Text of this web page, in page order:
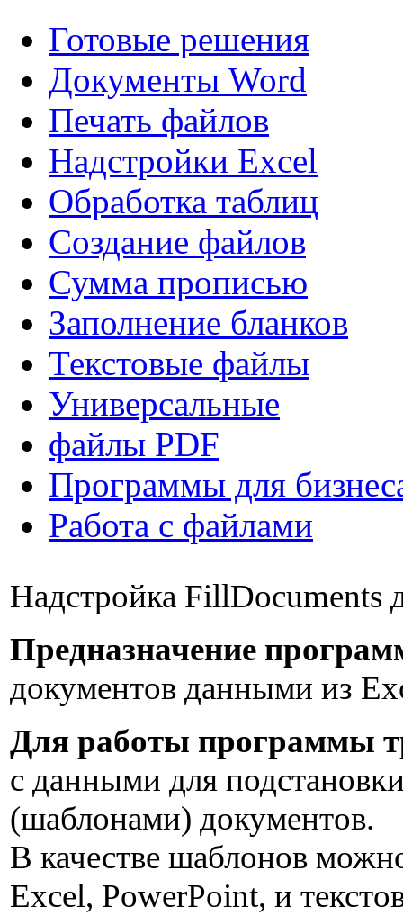
Готовые решения
Документы Word
Печать файлов
Надстройки Excel
Обработка таблиц
Создание файлов
Сумма прописью
Заполнение бланков
Текстовые файлы
Универсальные
файлы PDF
Программы для
Работа с файлами
Надстройка FillDocuments
Предназначение
документов данными из
Для работы программы
с данными для
(шаблонами) документов.
В качестве шаблонов
Excel, PowerPoint, и